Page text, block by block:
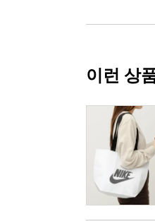
이런 상